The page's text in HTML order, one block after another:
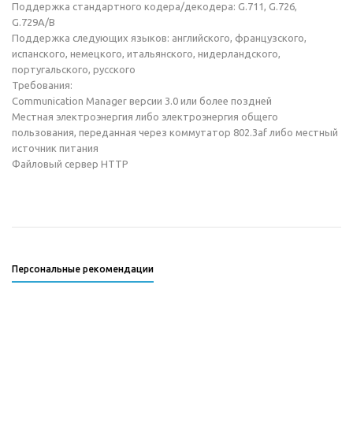
Поддержка стандартного кодера/декодера: G.711, G.726,
G.729A/B
Поддержка следующих языков: английского, французского,
испанского, немецкого, итальянского, нидерландского,
португальского, русского
Требования:
Communication Manager версии 3.0 или более поздней
Местная электроэнергия либо электроэнергия общего
пользования, переданная через коммутатор 802.3af либо местный
источник питания
Файловый сервер HTTP
Персональные рекомендации